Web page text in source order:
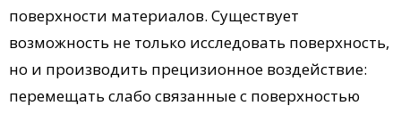
поверхности материалов. Существует
возможность не только исследовать поверхность,
но и производить прецизионное воздействие:
перемещать слабо связанные с поверхностью